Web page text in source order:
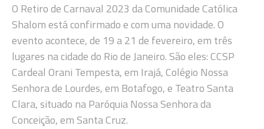
O Retiro de Carnaval 2023 da Comunidade Católica
Shalom está confirmado e com uma novidade. O
evento acontece, de 19 a 21 de fevereiro, em três
lugares na cidade do Rio de Janeiro. São eles: CCSP
Cardeal Orani Tempesta, em Irajá, Colégio Nossa
Senhora de Lourdes, em Botafogo, e Teatro Santa
Clara, situado na Paróquia Nossa Senhora da
Conceição, em Santa Cruz.